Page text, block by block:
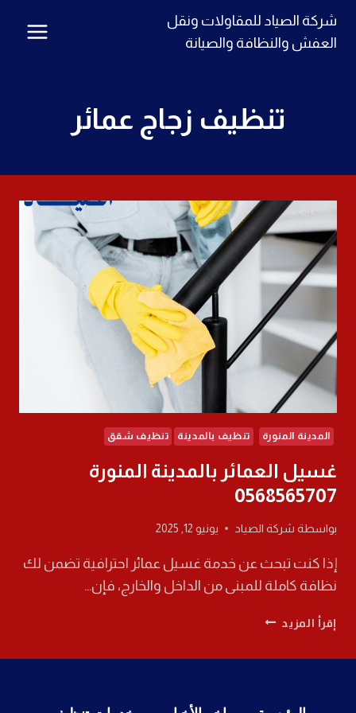
التجاوز
شركة الصياد للمقاولات ونقل
العفش والنظافة والصيانة
تنظيف زجاج عمائر
المدينة المنورة تنظيف بالمدينة تنظيف شقق
غسيل العمائر بالمدينة المنورة
0568565707
بواسطة شركة الصياد يونيو 12, 2025
إذا كنت تبحث عن خدمة غسيل عمائر احترافية تضمن لك
نظافة كاملة للمبنى من الداخل والخارج، فإن…
إقرأ المزيد غسيل